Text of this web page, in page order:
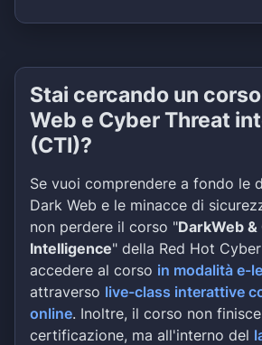
Stai cercando un
Web e Cyber Threat
(CTI)?
Se vuoi comprendere a fondo le
Dark Web e le minacce di
non perdere il corso "DarkWeb
Intelligence" della Red Hot
accedere al corso in modalità e-
attraverso live-class interattive
online. Inoltre, il corso non
certificazione, ma all'interno del